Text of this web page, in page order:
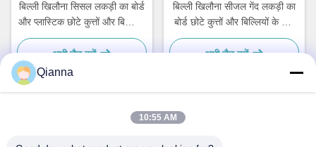
बिल्ली खिलौना सिसल लकड़ी का बोर्ड
और प्लास्टिक छोटे कुत्तों और बिल्लियों
के लिए सरल और व्यावहारिक
अभी चैट करें
बिल्ली खिलौना सीजल गेंद लकड़ी का
बोर्ड छोटे कुत्तों और बिल्लियों के लिए
सरल और व्यावहारिक
अभी चैट करें
Qianna
10:55 AM